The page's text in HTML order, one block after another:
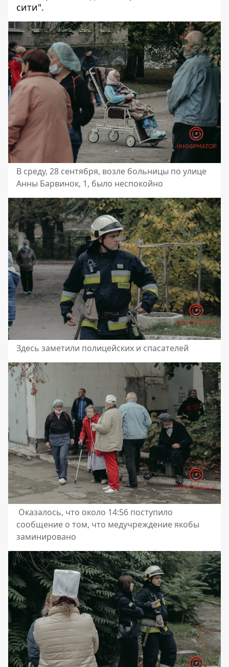
сити".
В среду, 28 сентября, возле больницы по улице
Анны Барвинок, 1, было неспокойно
Здесь заметили полицейских и спасателей
Оказалось, что около 14:56 поступило
сообщение о том, что медучреждение якобы
заминировано